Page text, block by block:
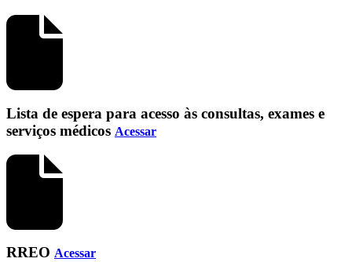
Lista de espera para acesso às consultas, exames e
serviços médicos Acessar
RREO Acessar